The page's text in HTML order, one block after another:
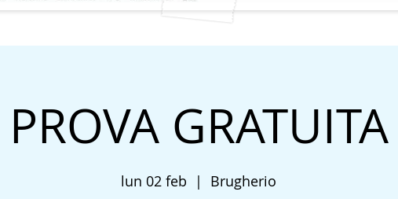
PROVA GRATUITA
lun 02 feb
  |
Brugherio